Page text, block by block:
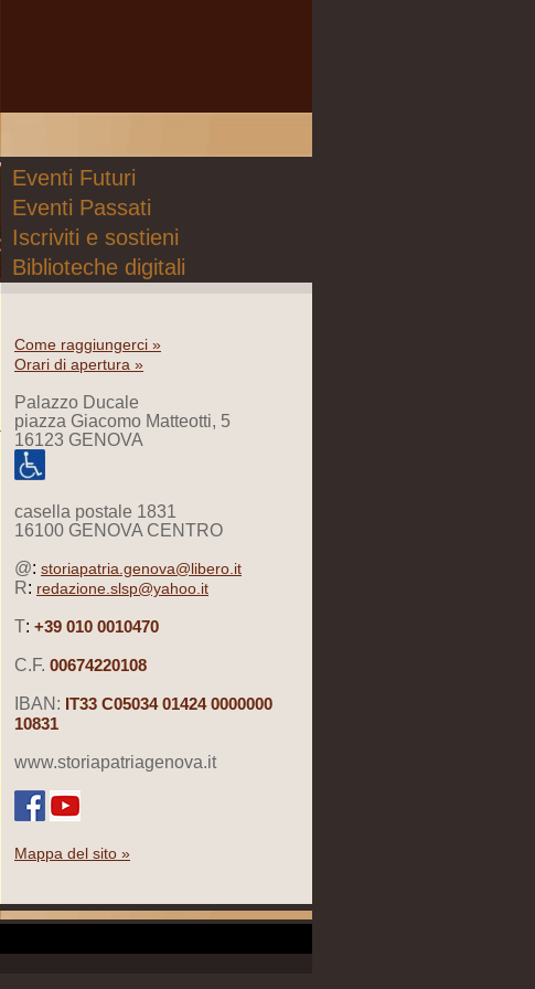
Eventi Futuri
Eventi Passati
Iscriviti e sostieni
Biblioteche digitali
Come raggiungerci »
Orari di apertura »
Palazzo Ducale
piazza Giacomo Matteotti, 5
16123 GENOVA
casella postale 1831
16100 GENOVA CENTRO
@: storiapatria.genova@libero.it
R: redazione.slsp@yahoo.it
T: +39 010 0010470
C.F. 00674220108
IBAN: IT33 C05034 01424 0000000
10831
www.storiapatriagenova.it
Mappa del sito »